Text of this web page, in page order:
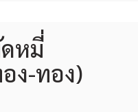
หมี่
ง-ทอง)